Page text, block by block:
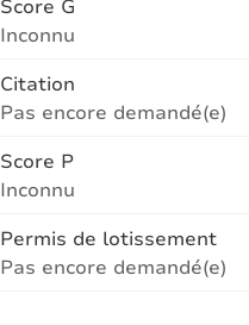
Score G
Inconnu
Citation
Pas encore demandé(e)
Score P
Inconnu
Permis de lotissement
Pas encore demandé(e)